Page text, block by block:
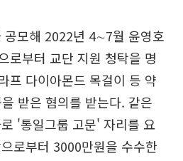
공모해 2022년 4∼7월 윤영호
로부터 교단 지원 청탁을 명
프 다이아몬드 목걸이 등 약
받은 혐의를 받는다. 같은
'통일그룹 고문' 자리를 요
로부터 3000만원을 수수한